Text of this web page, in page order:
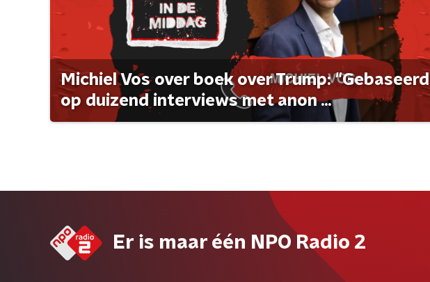
Michiel Vos over boek over Trump: "Gebaseerd
op duizend interviews met anon ...
Er is maar één NPO Radio 2